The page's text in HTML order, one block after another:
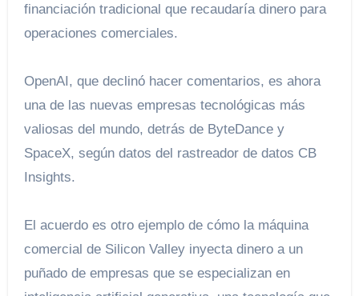
financiación tradicional que recaudaría dinero para
operaciones comerciales.
OpenAI, que declinó hacer comentarios, es ahora
una de las nuevas empresas tecnológicas más
valiosas del mundo, detrás de ByteDance y
SpaceX, según datos del rastreador de datos CB
Insights.
El acuerdo es otro ejemplo de cómo la máquina
comercial de Silicon Valley inyecta dinero a un
puñado de empresas que se especializan en